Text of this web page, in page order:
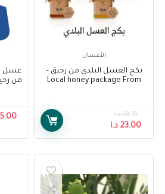
الأعسال
بكج العسل البلدي من رحيق –
Local honey package From
28.75 د.ا
23.00 د.ا
عسل